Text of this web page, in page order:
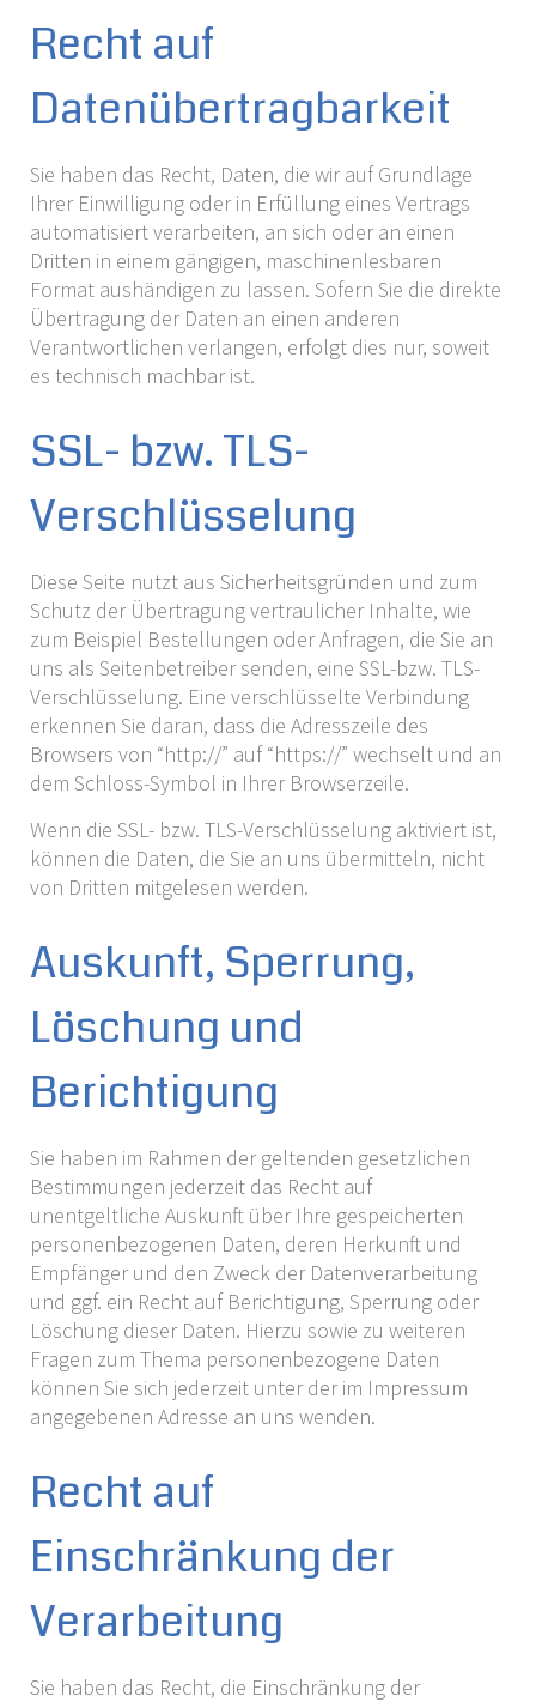
Recht auf
Datenübertragbarkeit
Sie haben das Recht, Daten, die wir auf Grundlage
Ihrer Einwilligung oder in Erfüllung eines Vertrags
automatisiert verarbeiten, an sich oder an einen
Dritten in einem gängigen, maschinenlesbaren
Format aushändigen zu lassen. Sofern Sie die direkte
Übertragung der Daten an einen anderen
Verantwortlichen verlangen, erfolgt dies nur, soweit
es technisch machbar ist.
SSL- bzw. TLS-
Verschlüsselung
Diese Seite nutzt aus Sicherheitsgründen und zum
Schutz der Übertragung vertraulicher Inhalte, wie
zum Beispiel Bestellungen oder Anfragen, die Sie an
uns als Seitenbetreiber senden, eine SSL-bzw. TLS-
Verschlüsselung. Eine verschlüsselte Verbindung
erkennen Sie daran, dass die Adresszeile des
Browsers von “http://” auf “https://” wechselt und an
dem Schloss-Symbol in Ihrer Browserzeile.
Wenn die SSL- bzw. TLS-Verschlüsselung aktiviert ist,
können die Daten, die Sie an uns übermitteln, nicht
von Dritten mitgelesen werden.
Auskunft, Sperrung,
Löschung und
Berichtigung
Sie haben im Rahmen der geltenden gesetzlichen
Bestimmungen jederzeit das Recht auf
unentgeltliche Auskunft über Ihre gespeicherten
personenbezogenen Daten, deren Herkunft und
Empfänger und den Zweck der Datenverarbeitung
und ggf. ein Recht auf Berichtigung, Sperrung oder
Löschung dieser Daten. Hierzu sowie zu weiteren
Fragen zum Thema personenbezogene Daten
können Sie sich jederzeit unter der im Impressum
angegebenen Adresse an uns wenden.
Recht auf
Einschränkung der
Verarbeitung
Sie haben das Recht, die Einschränkung der